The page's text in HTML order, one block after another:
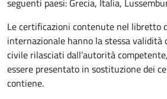
seguenti paesi: Grecia, Italia,
Le certificazioni contenute nel libretto
internazionale hanno la stessa
civile rilasciati dall’autorità
essere presentato in sostituzione dei
contiene.